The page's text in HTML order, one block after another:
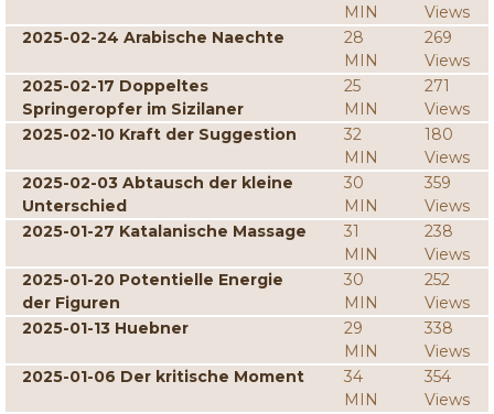
MIN
Views
2025-02-24 Arabische Naechte
28
MIN
269
Views
2025-02-17 Doppeltes
Springeropfer im Sizilaner
25
MIN
271
Views
2025-02-10 Kraft der Suggestion
32
MIN
180
Views
2025-02-03 Abtausch der kleine
Unterschied
30
MIN
359
Views
2025-01-27 Katalanische Massage
31
MIN
238
Views
2025-01-20 Potentielle Energie
der Figuren
30
MIN
252
Views
2025-01-13 Huebner
29
MIN
338
Views
2025-01-06 Der kritische Moment
34
MIN
354
Views